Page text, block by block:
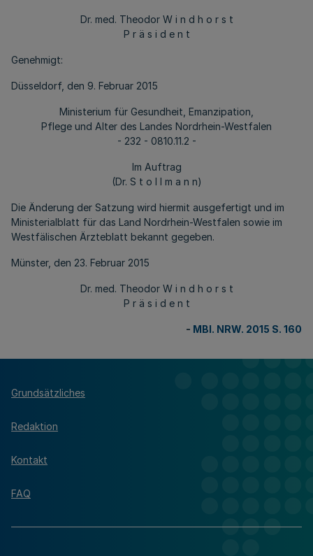
Dr. med. Theodor W i n d h o r s t
P r ä s i d e n t
Genehmigt:
Düsseldorf, den 9. Februar 2015
Ministerium für Gesundheit, Emanzipation,
Pflege und Alter des Landes Nordrhein-Westfalen
- 232 - 0810.11.2 -
Im Auftrag
(Dr. S t o l l m a n n)
Die Änderung der Satzung wird hiermit ausgefertigt und im
Ministerialblatt für das Land Nordrhein-Westfalen sowie im
Westfälischen Ärzteblatt bekannt gegeben.
Münster, den 23. Februar 2015
Dr. med. Theodor W i n d h o r s t
P r ä s i d e n t
- MBl. NRW. 2015 S. 160
Grundsätzliches
Redaktion
Kontakt
FAQ